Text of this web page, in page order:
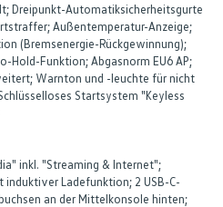
Dreipunkt-Automatiksicherheitsgurte
Außentemperatur-Anzeige;
(Bremsenergie-Rückgewinnung);
Hold-Funktion; Abgasnorm EU6 AP;
Warnton und -leuchte für nicht
Startsystem "Keyless
inkl. "Streaming & Internet";
Ladefunktion; 2 USB-C-
an der Mittelkonsole hinten;